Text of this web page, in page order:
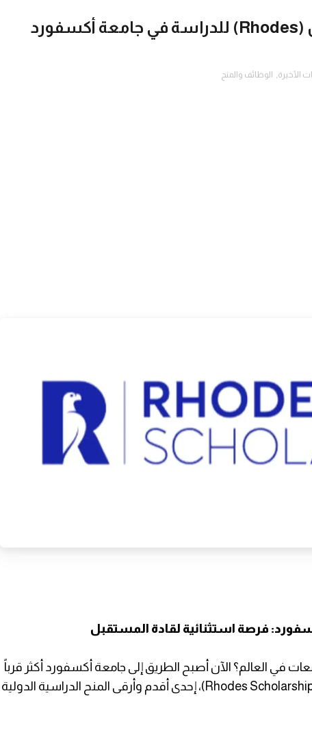
رابط التسجيل في منحة رودس (Rhodes) للدراسة في جامعة أكسفورد
الأخيرة, الوظائف والمنح
فرصة استثنائية لقادة المستقبل
في العالم؟ الآن أصبح الطريق إلى جامعة أكسفورد أكثر قرباً
من أي وقت مضى من خلال منحة رودس (Rhodes Scholarship)، إحدى أقدم وأرقى المنح الدراسية الدولية